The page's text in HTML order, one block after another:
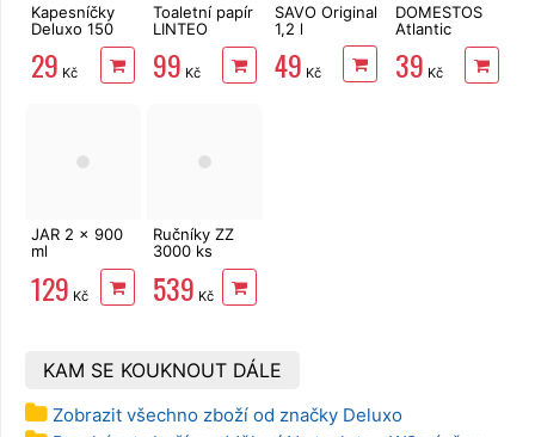
Kapesníčky
Deluxo 150
ks 3vrstvé v
krabičce,
šedé květy
29 Kč
Toaletní papír
LINTEO
3vrstvý 16
rolí, 240 m
99 Kč
SAVO Original
1,2 l
49 Kč
DOMESTOS
Atlantic
Fresh 750 ml
39 Kč
JAR 2 x 900
ml
Pomegranate
129 Kč
Ručníky ZZ
3000 ks
PrimaSoft
2vrstvé
celulóza
539 Kč
KAM SE KOUKNOUT DÁLE
Zobrazit všechno zboží od značky Deluxo